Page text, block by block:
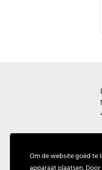
Om de website goed te